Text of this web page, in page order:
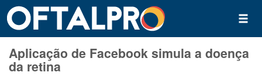
Aplicação de Facebook simula a doença
da retina